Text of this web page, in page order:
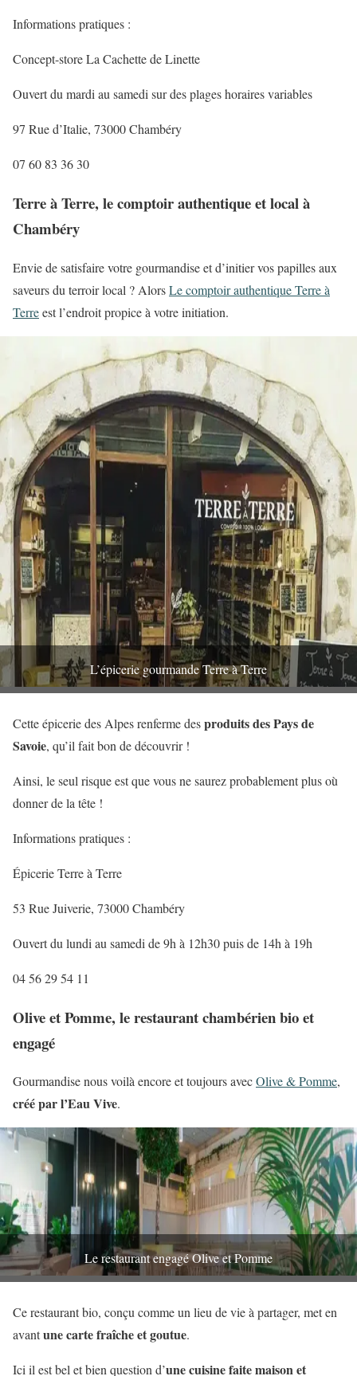
Informations pratiques :
Concept-store La Cachette de Linette
Ouvert du mardi au samedi sur des plages horaires variables
97 Rue d’Italie, 73000 Chambéry
07 60 83 36 30
Terre à Terre, le comptoir authentique et local à
Chambéry
Envie de satisfaire votre gourmandise et d’initier vos papilles aux
saveurs du terroir local ? AlorsLe comptoir authentique Terre à
Terreest l’endroit propice à votre initiation.
L’épicerie gourmande Terre à Terre
Cette épicerie des Alpes renferme desproduits des Pays de
Savoie, qu’il fait bon de découvrir !
Ainsi, le seul risque est que vous ne saurez probablement plus où
donner de la tête !
Informations pratiques :
Épicerie Terre à Terre
53 Rue Juiverie, 73000 Chambéry
Ouvert du lundi au samedi de 9h à 12h30 puis de 14h à 19h
04 56 29 54 11
Olive et Pomme, le restaurant chambérien bio et
engagé
Gourmandise nous voilà encore et toujours avecOlive & Pomme,
créé par l’Eau Vive.
Le restaurant engagé Olive et Pomme
Ce restaurant bio, conçu comme un lieu de vie à partager, met en
avantune carte fraîche et goutue.
Ici il est bel et bien question d’une cuisine faite maison et